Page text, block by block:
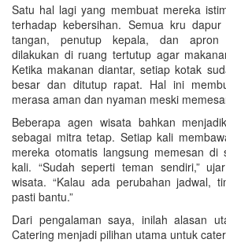
Satu hal lagi yang membuat mereka
terhadap kebersihan. Semua kru dapur
tangan, penutup kepala, dan apron
dilakukan di ruang tertutup agar
Ketika makanan diantar, setiap kotak
besar dan ditutup rapat. Hal ini
merasa aman dan nyaman meski
Beberapa agen wisata bahkan
sebagai mitra tetap. Setiap kali
mereka otomatis langsung memesan di
kali. “Sudah seperti teman sendiri,”
wisata. “Kalau ada perubahan jadwal,
pasti bantu.”
Dari pengalaman saya, inilah alasan
Catering menjadi pilihan utama untuk